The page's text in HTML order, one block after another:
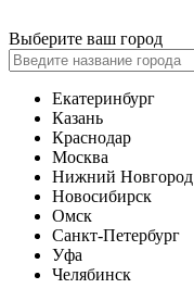
Выберите ваш город
Екатеринбург
Казань
Краснодар
Москва
Нижний Новгород
Новосибирск
Омск
Санкт-Петербург
Уфа
Челябинск